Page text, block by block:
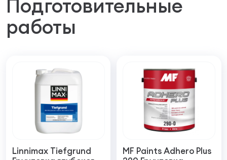
Подготовительные
работы
Linnimax Tiefgrund
MF Paints Adhero Plus